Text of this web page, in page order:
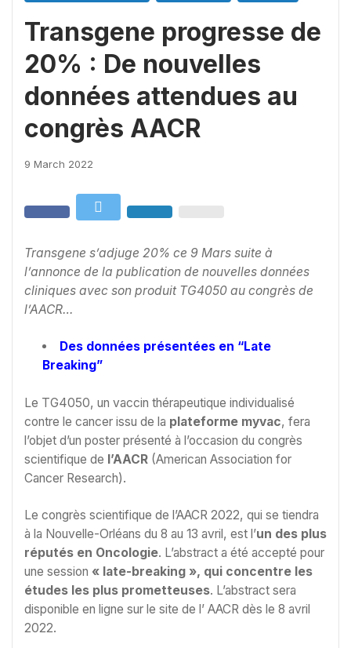
Transgene progresse de
20% : De nouvelles
données attendues au
congrès AACR
9 March 2022
Transgene s’adjuge 20% ce 9 Mars suite à
l’annonce de la publication de nouvelles données
cliniques avec son produit TG4050 au congrès de
l’AACR…
Des données présentées en “Late
Breaking”
Le TG4050, un vaccin thérapeutique individualisé
contre le cancer issu de la plateforme myvac, fera
l’objet d’un poster présenté à l’occasion du congrès
scientifique de l’AACR (American Association for
Cancer Research).
Le congrès scientifique de l’AACR 2022, qui se tiendra
à la Nouvelle-Orléans du 8 au 13 avril, est l’un des plus
réputés en Oncologie. L’abstract a été accepté pour
une session « late-breaking », qui concentre les
études les plus prometteuses. L’abstract sera
disponible en ligne sur le site de l’ AACR dès le 8 avril
2022.